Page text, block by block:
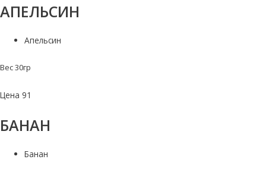
АПЕЛЬСИН
Апельсин
Вес 30гр
Цена 91
БАНАН
Банан